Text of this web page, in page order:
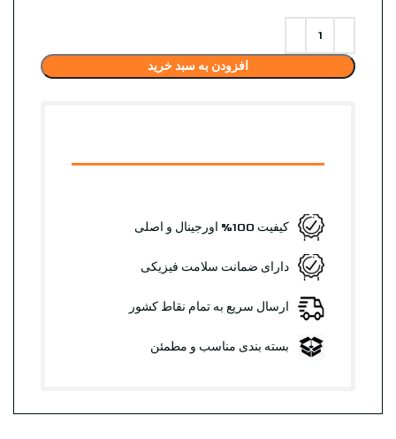
افزودن به سبد خرید
کیفیت 100% اورجینال و اصلی
دارای ضمانت سلامت فیزیکی
ارسال سریع به تمام نقاط کشور
بسته بندی مناسب و مطمئن